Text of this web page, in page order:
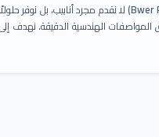
لا نقدم مجرد أنابيب، بل نوفر
المواصفات الهندسية الدقيقة.